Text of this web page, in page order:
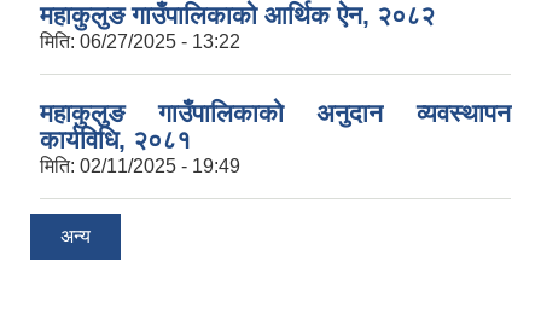
महाकुलुङ गाउँपालिकाको आर्थिक ऐन, २०८२
मिति: 06/27/2025 - 13:22
महाकुलुङ गाउँपालिकाको अनुदान व्यवस्थापन
कार्यविधि, २०८१
मिति: 02/11/2025 - 19:49
अन्य